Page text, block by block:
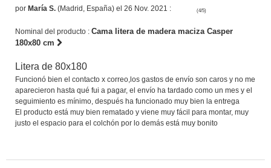
por María S. (Madrid, España) el 26 Nov. 2021 : (4/5)
Nominal del producto : Cama litera de madera maciza Casper
180x80 cm
Litera de 80x180
Funcionó bien el contacto x correo,los gastos de envío son caros y no me
aparecieron hasta qué fui a pagar, el envío ha tardado como un mes y el
seguimiento es mínimo, después ha funcionado muy bien la entrega
El producto está muy bien rematado y viene muy fácil para montar, muy
justo el espacio para el colchón por lo demás está muy bonito